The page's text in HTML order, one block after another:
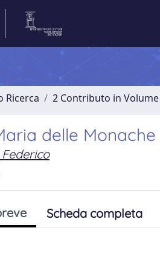
Ricerca 2 Contributo in Volume
delle
Scheda completa